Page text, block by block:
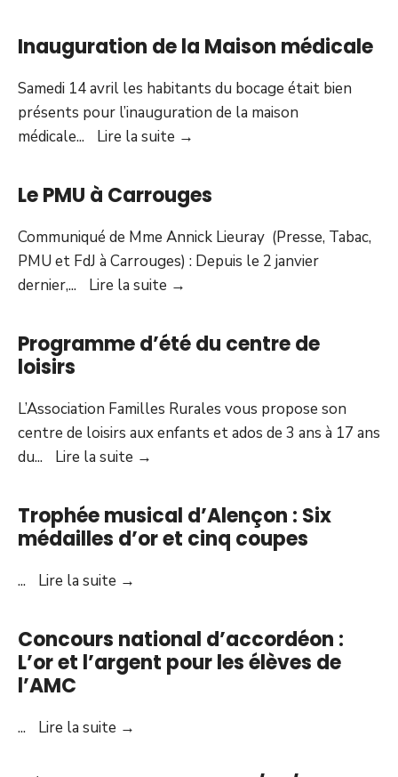
l’école
publique
Inauguration de la Maison médicale
Samedi 14 avril les habitants du bocage était bien
présents pour l’inauguration de la maison
médicale... Lire la suite →
Maison
médicale
Le PMU à Carrouges
Communiqué de Mme Annick Lieuray (Presse, Tabac,
PMU et FdJ à Carrouges) : Depuis le 2 janvier
dernier,... Lire la suite →
à
Carrouges
Programme d’été du centre de
loisirs
L’Association Familles Rurales vous propose son
centre de loisirs aux enfants et ados de 3 ans à 17 ans
du... Lire la suite →
centre
de
Trophée musical d’Alençon : Six
médailles d’or et cinq coupes
... Lire la suite →
d’Alençon
:
Six
Concours national d’accordéon :
L’or et l’argent pour les élèves de
l’AMC
... Lire la suite →